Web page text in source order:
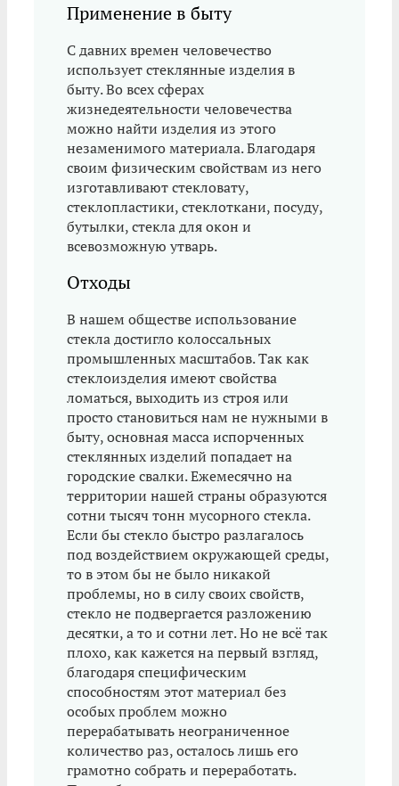
Применение в быту
С давних времен человечество
использует стеклянные изделия в
быту. Во всех сферах
жизнедеятельности человечества
можно найти изделия из этого
незаменимого материала. Благодаря
своим физическим свойствам из него
изготавливают стекловату,
стеклопластики, стеклоткани, посуду,
бутылки, стекла для окон и
всевозможную утварь.
Отходы
В нашем обществе использование
стекла достигло колоссальных
промышленных масштабов. Так как
стеклоизделия имеют свойства
ломаться, выходить из строя или
просто становиться нам не нужными в
быту, основная масса испорченных
стеклянных изделий попадает на
городские свалки. Ежемесячно на
территории нашей страны образуются
сотни тысяч тонн мусорного стекла.
Если бы стекло быстро разлагалось
под воздействием окружающей среды,
то в этом бы не было никакой
проблемы, но в силу своих свойств,
стекло не подвергается разложению
десятки, а то и сотни лет. Но не всё так
плохо, как кажется на первый взгляд,
благодаря специфическим
способностям этот материал без
особых проблем можно
перерабатывать неограниченное
количество раз, осталось лишь его
грамотно собрать и переработать.